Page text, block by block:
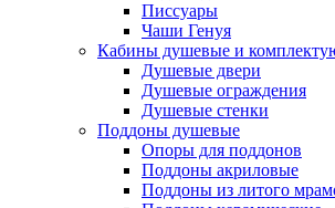
Писсуары
Чаши Генуя
Кабины душевые и
Душевые двери
Душевые ограждения
Душевые стенки
Поддоны душевые
Опоры для поддонов
Поддоны акриловые
Поддоны из литого